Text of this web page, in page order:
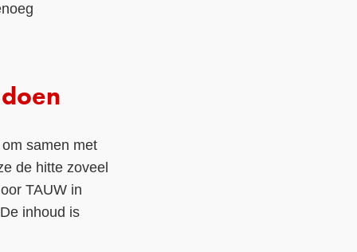
samen met
de hitte zoveel
TAUW in
inhoud is